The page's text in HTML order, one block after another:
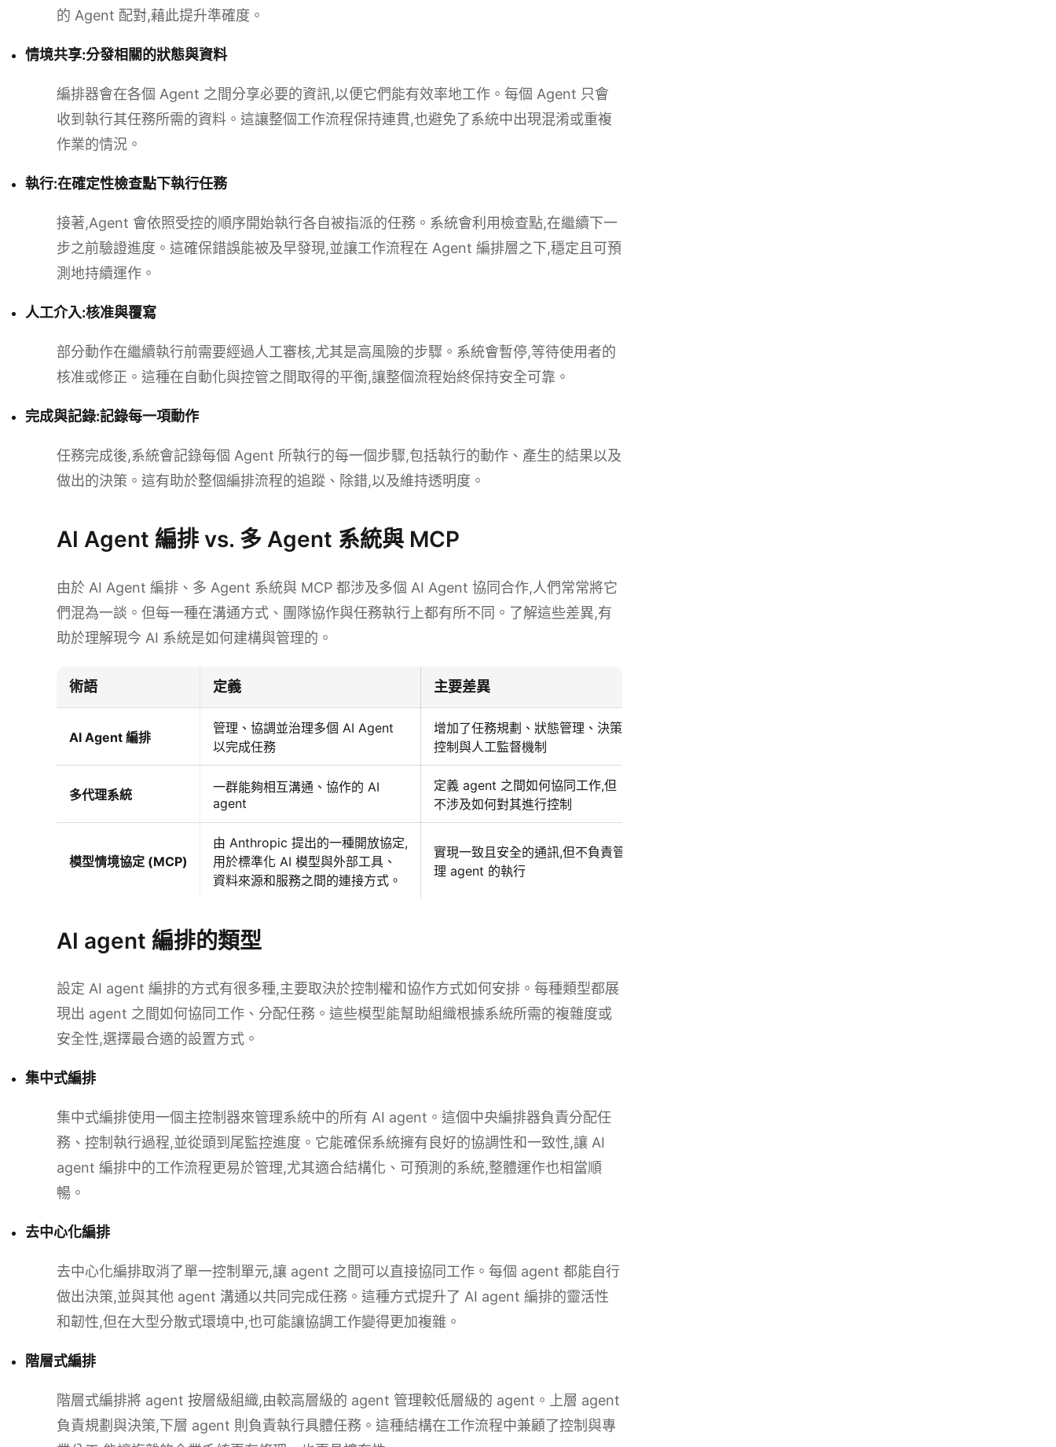
的 Agent 配對,藉此提升準確度。
情境共享:分發相關的狀態與資料
編排器會在各個 Agent 之間分享必要的資訊,以便它們能有效率地工作。每個 Agent 只會
收到執行其任務所需的資料。這讓整個工作流程保持連貫,也避免了系統中出現混淆或重複
作業的情況。
執行:在確定性檢查點下執行任務
接著,Agent 會依照受控的順序開始執行各自被指派的任務。系統會利用檢查點,在繼續下一
步之前驗證進度。這確保錯誤能被及早發現,並讓工作流程在 Agent 編排層之下,穩定且可預
測地持續運作。
人工介入:核准與覆寫
部分動作在繼續執行前需要經過人工審核,尤其是高風險的步驟。系統會暫停,等待使用者的
核准或修正。這種在自動化與控管之間取得的平衡,讓整個流程始終保持安全可靠。
完成與記錄:記錄每一項動作
任務完成後,系統會記錄每個 Agent 所執行的每一個步驟,包括執行的動作、產生的結果以及
做出的決策。這有助於整個編排流程的追蹤、除錯,以及維持透明度。
AI Agent 編排 vs. 多 Agent 系統與 MCP
由於 AI Agent 編排、多 Agent 系統與 MCP 都涉及多個 AI Agent 協同合作,人們常常將它
們混為一談。但每一種在溝通方式、團隊協作與任務執行上都有所不同。了解這些差異,有
助於理解現今 AI 系統是如何建構與管理的。
術語 定義 主要差異
AI Agent 編排
管理、協調並治理多個 AI Agent
以完成任務
增加了任務規劃、狀態管理、決策
控制與人工監督機制
多代理系統
一群能夠相互溝通、協作的 AI
agent
定義 agent 之間如何協同工作,但
不涉及如何對其進行控制
模型情境協定 (MCP)
由 Anthropic 提出的一種開放協定,
用於標準化 AI 模型與外部工具、
資料來源和服務之間的連接方式。
實現一致且安全的通訊,但不負責管
理 agent 的執行
AI agent 編排的類型
設定 AI agent 編排的方式有很多種,主要取決於控制權和協作方式如何安排。每種類型都展
現出 agent 之間如何協同工作、分配任務。這些模型能幫助組織根據系統所需的複雜度或
安全性,選擇最合適的設置方式。
集中式編排
集中式編排使用一個主控制器來管理系統中的所有 AI agent。這個中央編排器負責分配任
務、控制執行過程,並從頭到尾監控進度。它能確保系統擁有良好的協調性和一致性,讓 AI
agent 編排中的工作流程更易於管理,尤其適合結構化、可預測的系統,整體運作也相當順
暢。
去中心化編排
去中心化編排取消了單一控制單元,讓 agent 之間可以直接協同工作。每個 agent 都能自行
做出決策,並與其他 agent 溝通以共同完成任務。這種方式提升了 AI agent 編排的靈活性
和韌性,但在大型分散式環境中,也可能讓協調工作變得更加複雜。
階層式編排
階層式編排將 agent 按層級組織,由較高層級的 agent 管理較低層級的 agent。上層 agent
負責規劃與決策,下層 agent 則負責執行具體任務。這種結構在工作流程中兼顧了控制與專